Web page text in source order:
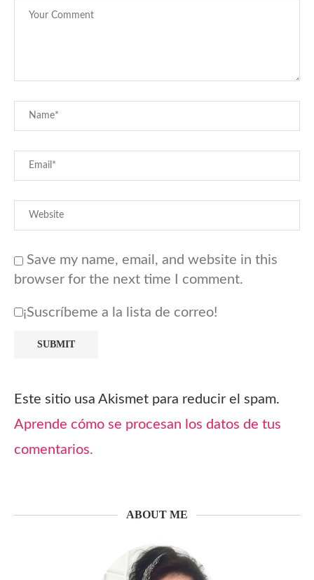
Save my name, email, and website in this
browser for the next time I comment.
¡Suscríbeme a la lista de correo!
Este sitio usa Akismet para reducir el spam.
Aprende cómo se procesan los datos de tus
comentarios.
ABOUT ME